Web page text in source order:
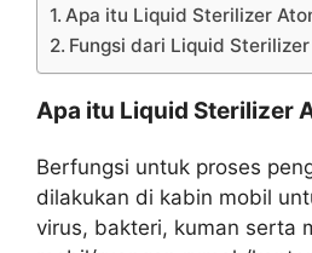
Apa itu Liquid Sterilizer
Fungsi dari Liquid
Apa itu Liquid Sterilizer
Berfungsi untuk proses
dilakukan di kabin mobil
virus, bakteri, kuman serta